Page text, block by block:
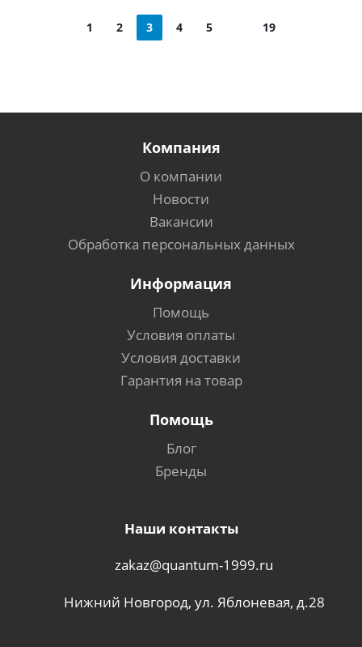
1 2 3 4 5 19
Компания
О компании
Новости
Вакансии
Обработка персональных данных
Информация
Помощь
Условия оплаты
Условия доставки
Гарантия на товар
Помощь
Блог
Бренды
Наши контакты
zakaz@quantum-1999.ru
Нижний Новгород, ул. Яблоневая, д.28